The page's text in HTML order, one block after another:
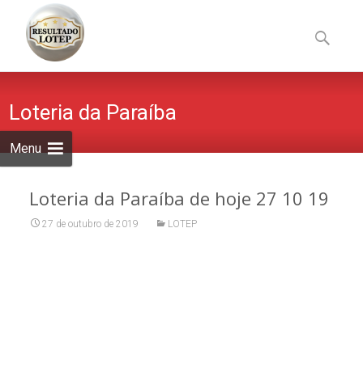
Menu
to
content
por:
Loteria da Paraíba
Loteria da Paraíba de hoje 27 10 19
27 de outubro de 2019 LOTEP